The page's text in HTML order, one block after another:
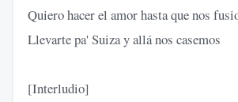
Quiero hacer el amor hasta que nos
Llevarte pa' Suiza y allá nos casemos
[Interludio]